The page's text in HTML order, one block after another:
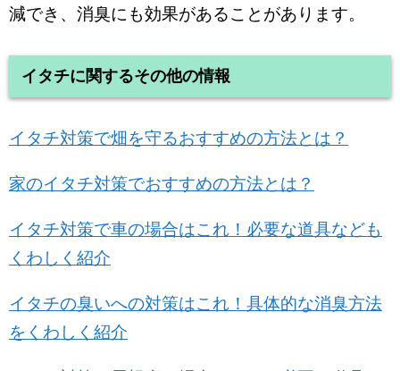
減でき、消臭にも効果があることがあります。
イタチに関するその他の情報
イタチ対策で畑を守るおすすめの方法とは？
家のイタチ対策でおすすめの方法とは？
イタチ対策で車の場合はこれ！必要な道具なども
くわしく紹介
イタチの臭いへの対策はこれ！具体的な消臭方法
をくわしく紹介